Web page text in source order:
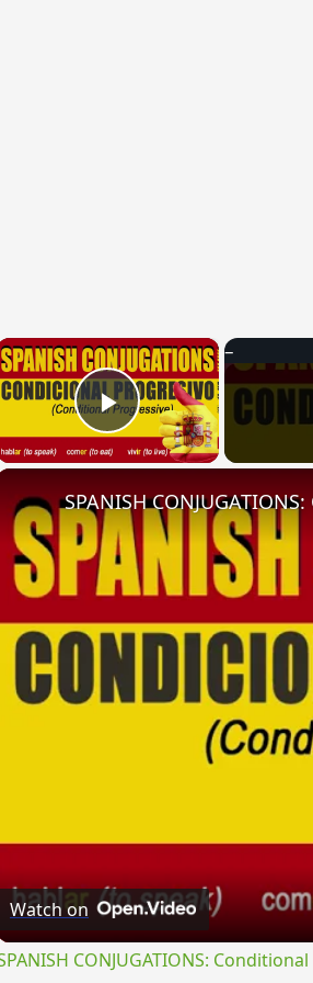
×
Play Video
SPANISH
Watch on
CONJUGATIONS: